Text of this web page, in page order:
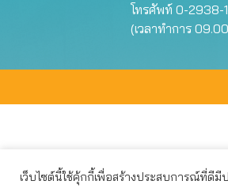
โทรศัพท์ 0-2938-
(เวลาทำการ
เว็บไซต์นี้ใช้คุ้กกี้เพื่อสร้างประสบการณ์ที่ดี
เว็บไซต์นี้ใช้คุกกี้เพื่อมอบประสบก